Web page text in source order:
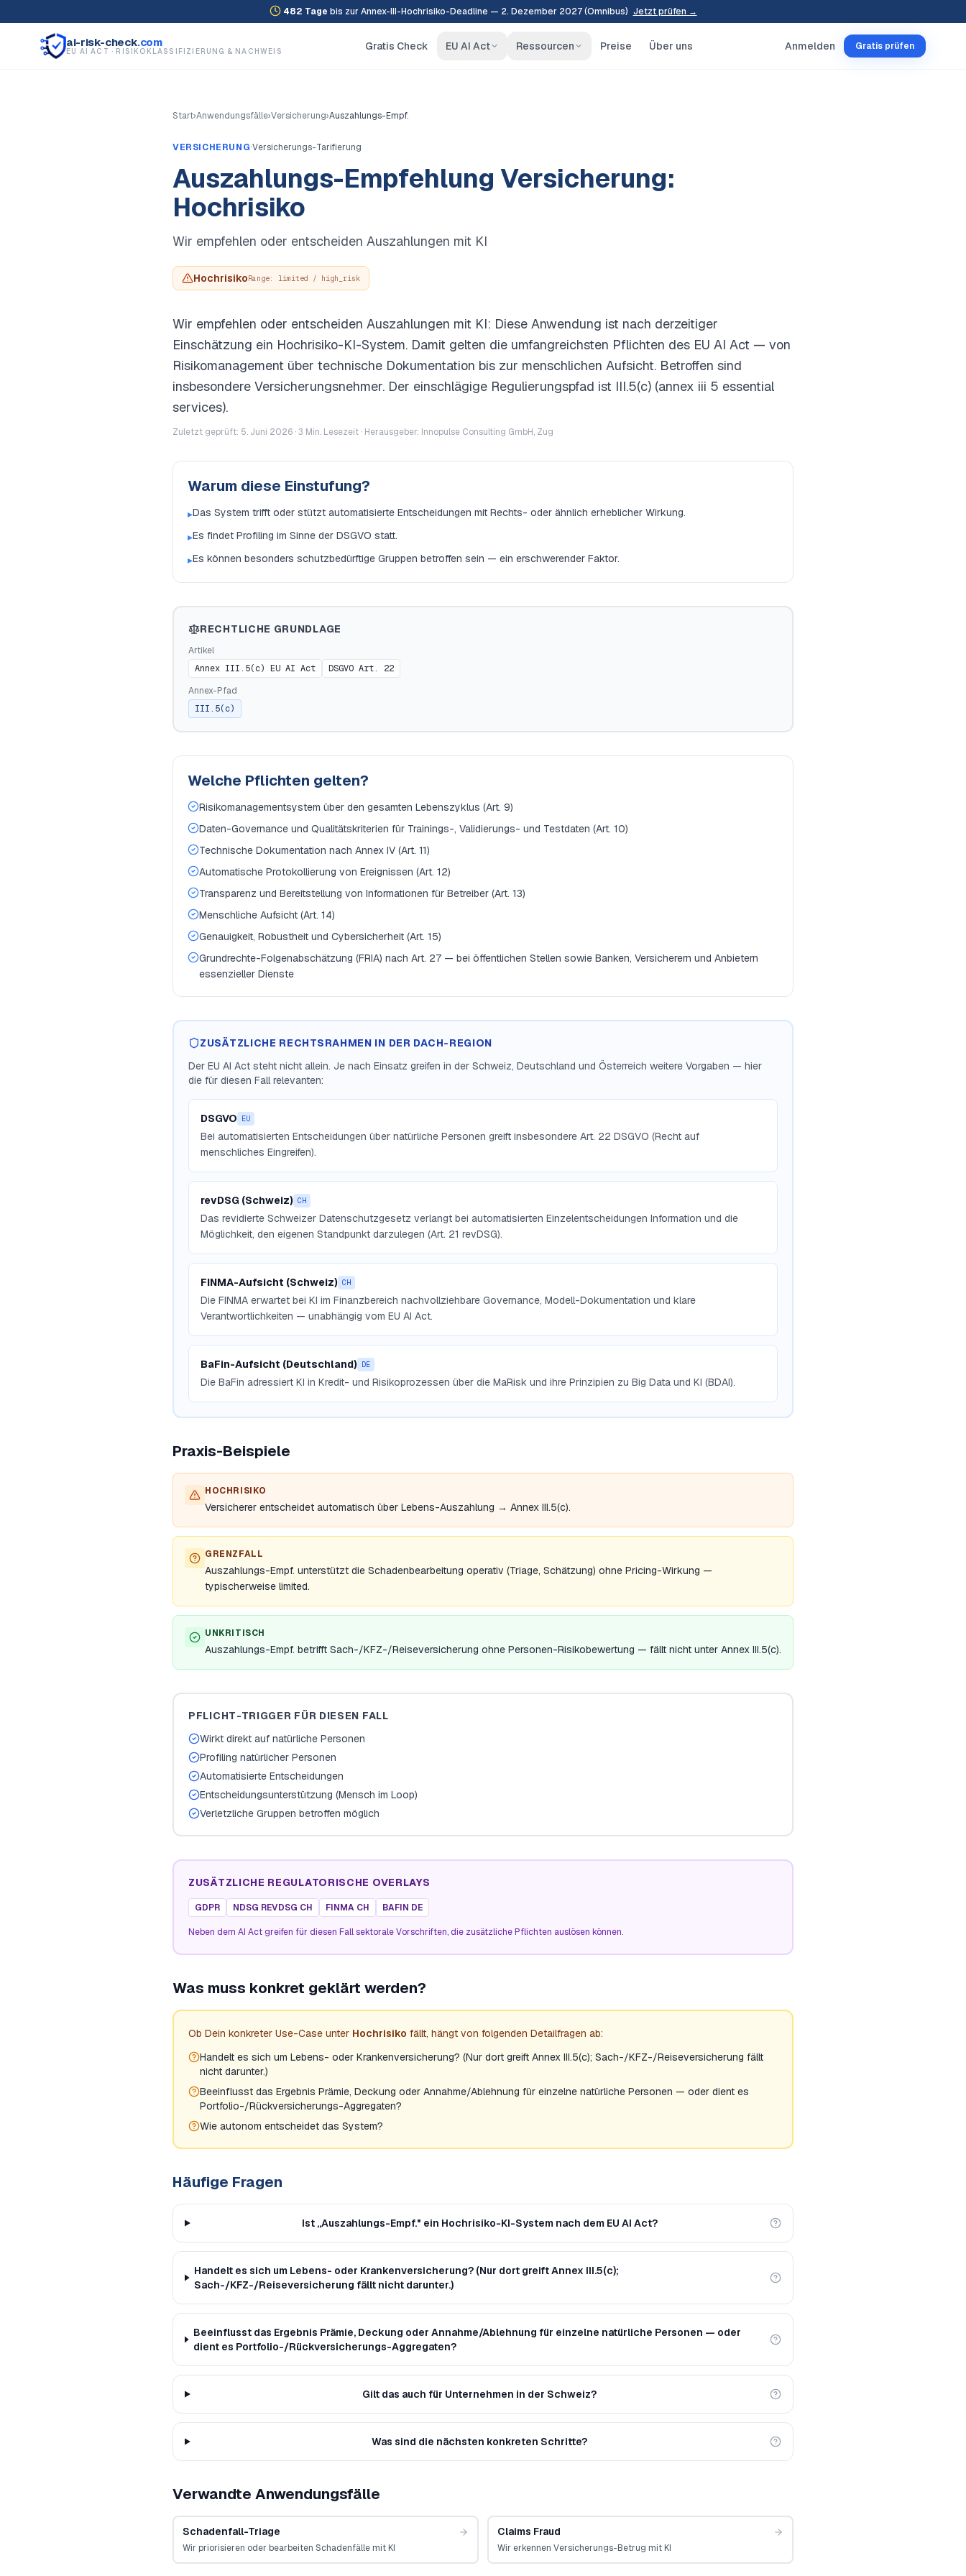
482 Tage bis zur Annex-III-Hochrisiko-Deadline — 2. Dezember 2027 (Omnibus) Jetzt prüfen →
ai-risk-check.com
EU AI ACT · RISIKOKLASSIFIZIERUNG & NACHWEIS Gratis Check EU AI Act Ressourcen Preise Über uns Anmelden Gratis prüfen
Start›Anwendungsfälle›Versicherung›Auszahlungs-Empf.
VERSICHERUNG·Versicherungs-Tarifierung
Auszahlungs-Empfehlung Versicherung:
Hochrisiko
Wir empfehlen oder entscheiden Auszahlungen mit KI
HochrisikoRange: limited / high_risk
Wir empfehlen oder entscheiden Auszahlungen mit KI: Diese Anwendung ist nach derzeitiger
Einschätzung ein Hochrisiko-KI-System. Damit gelten die umfangreichsten Pflichten des EU AI Act — von
Risikomanagement über technische Dokumentation bis zur menschlichen Aufsicht. Betroffen sind
insbesondere Versicherungsnehmer. Der einschlägige Regulierungspfad ist III.5(c) (annex iii 5 essential
services).
Zuletzt geprüft: 5. Juni 2026 ·3 Min. Lesezeit · Herausgeber: Innopulse Consulting GmbH, Zug
Warum diese Einstufung?
▸Das System trifft oder stützt automatisierte Entscheidungen mit Rechts- oder ähnlich erheblicher Wirkung.
▸Es findet Profiling im Sinne der DSGVO statt.
▸Es können besonders schutzbedürftige Gruppen betroffen sein — ein erschwerender Faktor.
RECHTLICHE GRUNDLAGE
Artikel
Annex III.5(c) EU AI Act
DSGVO Art. 22
Annex-Pfad
III.5(c)
Welche Pflichten gelten?
Risikomanagementsystem über den gesamten Lebenszyklus (Art. 9)
Daten-Governance und Qualitätskriterien für Trainings-, Validierungs- und Testdaten (Art. 10)
Technische Dokumentation nach Annex IV (Art. 11)
Automatische Protokollierung von Ereignissen (Art. 12)
Transparenz und Bereitstellung von Informationen für Betreiber (Art. 13)
Menschliche Aufsicht (Art. 14)
Genauigkeit, Robustheit und Cybersicherheit (Art. 15)
Grundrechte-Folgenabschätzung (FRIA) nach Art. 27 — bei öffentlichen Stellen sowie Banken, Versicherern und Anbietern
essenzieller Dienste
ZUSÄTZLICHE RECHTSRAHMEN IN DER DACH-REGION
Der EU AI Act steht nicht allein. Je nach Einsatz greifen in der Schweiz, Deutschland und Österreich weitere Vorgaben — hier
die für diesen Fall relevanten:
DSGVO EU
Bei automatisierten Entscheidungen über natürliche Personen greift insbesondere Art. 22 DSGVO (Recht auf
menschliches Eingreifen).
revDSG (Schweiz) CH
Das revidierte Schweizer Datenschutzgesetz verlangt bei automatisierten Einzelentscheidungen Information und die
Möglichkeit, den eigenen Standpunkt darzulegen (Art. 21 revDSG).
FINMA-Aufsicht (Schweiz) CH
Die FINMA erwartet bei KI im Finanzbereich nachvollziehbare Governance, Modell-Dokumentation und klare
Verantwortlichkeiten — unabhängig vom EU AI Act.
BaFin-Aufsicht (Deutschland) DE
Die BaFin adressiert KI in Kredit- und Risikoprozessen über die MaRisk und ihre Prinzipien zu Big Data und KI (BDAI).
Praxis-Beispiele
HOCHRISIKO
Versicherer entscheidet automatisch über Lebens-Auszahlung → Annex III.5(c).
GRENZFALL
Auszahlungs-Empf. unterstützt die Schadenbearbeitung operativ (Triage, Schätzung) ohne Pricing-Wirkung —
typischerweise limited.
UNKRITISCH
Auszahlungs-Empf. betrifft Sach-/KFZ-/Reiseversicherung ohne Personen-Risikobewertung — fällt nicht unter Annex III.5(c).
PFLICHT-TRIGGER FÜR DIESEN FALL
Wirkt direkt auf natürliche Personen
Profiling natürlicher Personen
Automatisierte Entscheidungen
Entscheidungsunterstützung (Mensch im Loop)
Verletzliche Gruppen betroffen möglich
ZUSÄTZLICHE REGULATORISCHE OVERLAYS
GDPR NDSG REVDSG CH FINMA CH BAFIN DE
Neben dem AI Act greifen für diesen Fall sektorale Vorschriften, die zusätzliche Pflichten auslösen können.
Was muss konkret geklärt werden?
Ob Dein konkreter Use-Case unter Hochrisiko fällt, hängt von folgenden Detailfragen ab:
Handelt es sich um Lebens- oder Krankenversicherung? (Nur dort greift Annex III.5(c); Sach-/KFZ-/Reiseversicherung fällt
nicht darunter.)
Beeinflusst das Ergebnis Prämie, Deckung oder Annahme/Ablehnung für einzelne natürliche Personen — oder dient es
Portfolio-/Rückversicherungs-Aggregaten?
Wie autonom entscheidet das System?
Häufige Fragen
Ist „Auszahlungs-Empf." ein Hochrisiko-KI-System nach dem EU AI Act?
Handelt es sich um Lebens- oder Krankenversicherung? (Nur dort greift Annex III.5(c);
Sach-/KFZ-/Reiseversicherung fällt nicht darunter.)
Beeinflusst das Ergebnis Prämie, Deckung oder Annahme/Ablehnung für einzelne natürliche Personen — oder
dient es Portfolio-/Rückversicherungs-Aggregaten?
Gilt das auch für Unternehmen in der Schweiz?
Was sind die nächsten konkreten Schritte?
Verwandte Anwendungsfälle
Schadenfall-Triage
Wir priorisieren oder bearbeiten Schadenfälle mit KI
Claims Fraud
Wir erkennen Versicherungs-Betrug mit KI